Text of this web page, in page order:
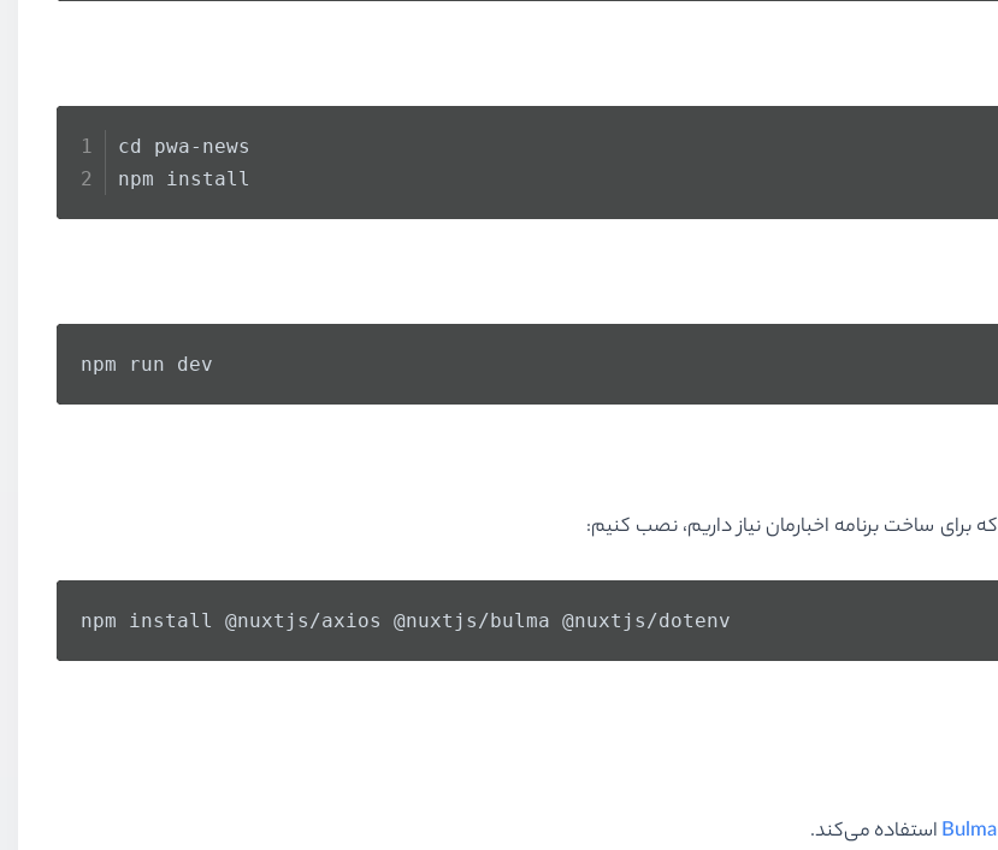
cd pwa-news
npm install
npm run dev
npm install @nuxtjs/axios @nuxtjs/bulma @nuxtjs/dotenv
Bulmaاستفاده می‌کند.